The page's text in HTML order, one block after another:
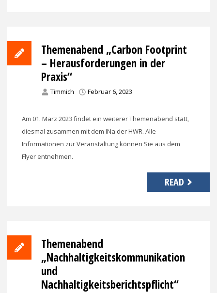
Themenabend „Carbon Footprint
– Herausforderungen in der
Praxis“
Timmich Februar 6, 2023
Am 01. März 2023 findet ein weiterer Themenabend statt,
diesmal zusammen mit dem INa der HWR. Alle
Informationen zur Veranstaltung können Sie aus dem
Flyer entnehmen.
READ
Themenabend
„Nachhaltigkeitskommunikation
und
Nachhaltigkeitsberichtspflicht“